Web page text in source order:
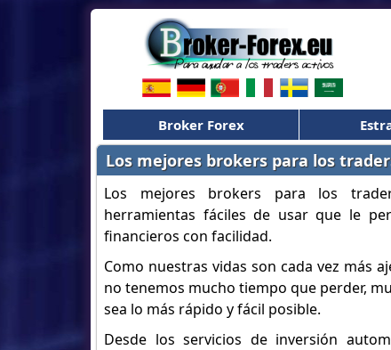
Broker Forex
Los mejores brokers para los
Los mejores brokers para los
herramientas fáciles de usar que le
financieros con facilidad.
Como nuestras vidas son cada vez más
no tenemos mucho tiempo que perder,
sea lo más rápido y fácil posible.
Desde los servicios de inversión